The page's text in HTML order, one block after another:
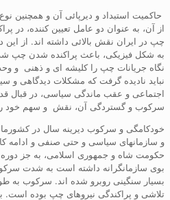
حاکمیت استبداد و دیرپائی آن و همچنین
از آن، به عنوان دو عامل تعیین کننده، در
چپ در ایران نقش بالائی داشته اند. از
به شکل فیزیکی، باعث پراکنده شدن چپ
نگاه جریانات چپ را کلیشه ای و ذهنی و
نباید نادیده گرفت که مشکلات دیدگاهی و
اجتماعی و عقب ماندگی سیاسی، در قبال
سرکوب و گستردگی آن، نقش و سهم خود
خودکامگی و سرکوب دیرینه سال در
و سازمانهای سیاسی و حتی صنفی و ادامه
حکومت شاه و جمهوری اسلامی، به جز
بوی سازمانگرانه داشته است به شدت
بسیار سنگینی روبرو شده اند. سرکوب به